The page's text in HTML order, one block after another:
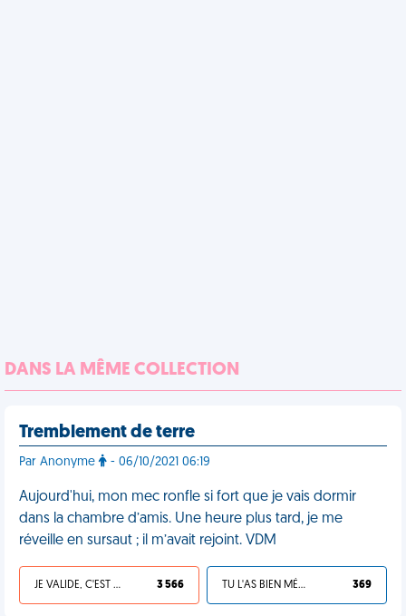
DANS LA MÊME COLLECTION
Tremblement de terre
Par Anonyme - 06/10/2021 06:19
Aujourd'hui, mon mec ronfle si fort que je vais dormir
dans la chambre d’amis. Une heure plus tard, je me
réveille en sursaut ; il m’avait rejoint. VDM
JE VALIDE, C'EST UNE VDM 3 566 TU L'AS BIEN MÉRITÉ 369